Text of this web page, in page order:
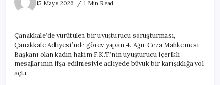
15 Mayıs 2026
1 Min Read
Yüzüne
Çıktı:
Adliyede
Kriz
Ortamı
Çanakkale’de yürütülen bir uyuşturucu soruşturması,
Çanakkale Adliyesi’nde görev yapan 4. Ağır Ceza Mahkemesi
Başkanı olan kadın hakim F.K.T.’nin uyuşturucu içerikli
mesajlarının ifşa edilmesiyle adliyede büyük bir karışıklığa yol
açtı.